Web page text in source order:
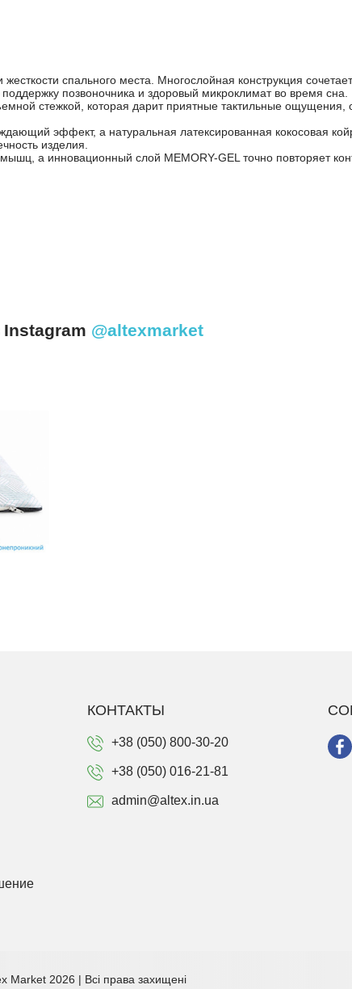
спального места. Многослойная конструкция
позвоночника и здоровый микроклимат во время сна.
стежкой, которая дарит приятные тактильные ощущения,
эффект, а натуральная латексированная кокосовая
изделия.
а инновационный слой MEMORY-GEL точно повторяет
@altexmarket
КОНТАКТЫ
+38 (050) 800-30-20
+38 (050) 016-21-81
admin@altex.in.ua
Market 2026 | Всі права захищені